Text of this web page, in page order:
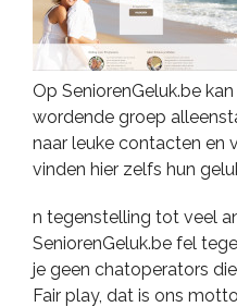
Op SeniorenGeluk.be
wordende groep
naar leuke contacten en
vinden hier zelfs hun
n tegenstelling tot veel
SeniorenGeluk.be fel
je geen chatoperators
Fair play, dat is ons